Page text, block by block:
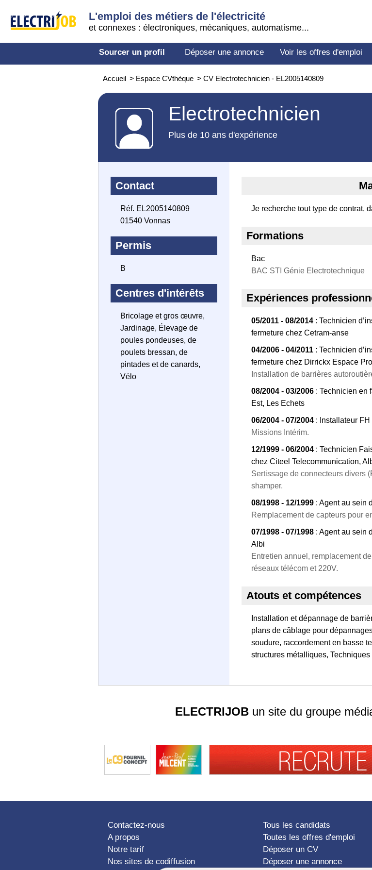
L'emploi des métiers de l'électricité
et connexes : électroniques, mécaniques, automatisme...
Sourcer un profil Déposer une annonce Voir les offres d'emploi
Accueil > Espace CVthèque > CV Electrotechnicien - EL2005140809
Electrotechnicien
Plus de 10 ans d'expérience
Contact
Réf. EL2005140809
01540 Vonnas
Permis
B
Centres d'intérêts
Bricolage et gros œuvre,
Jardinage, Élevage de
poules pondeuses, de
poulets bressan, de
pintades et de canards,
Vélo
Je recherche tout type de contrat,
Formations
Bac
BAC STI Génie Electrotechnique
Expériences
05/2011 - 08/2014 : Technicien
fermeture chez Cetram-anse
04/2006 - 04/2011 : Technicien
fermeture chez Dirrickx Espace
Installation de barrières
08/2004 - 03/2006 : Technicien en
Est, Les Echets
06/2004 - 07/2004 : Installateur
Missions Intérim.
12/1999 - 06/2004 : Technicien
chez Citeel Telecommunication,
Sertissage de connecteurs divers
shamper.
08/1998 - 12/1999 : Agent au sein
Remplacement de capteurs pour
07/1998 - 07/1998 : Agent au sein
Albi
Entretien annuel, remplacement
réseaux télécom et 220V.
Atouts et compétences
Installation et dépannage de
plans de câblage pour
soudure, raccordement en basse
structures métalliques,
ELECTRIJOBun site du groupe
Contactez-nous
A propos
Notre tarif
Nos sites de codiffusion
Tous les candidats
Toutes les offres d'emploi
Déposer un CV
Déposer une annonce